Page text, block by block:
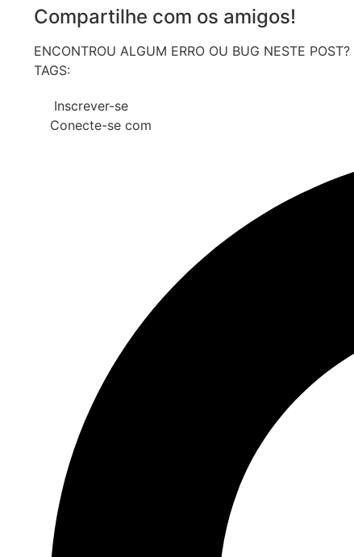
Compartilhe com os amigos!
ENCONTROU ALGUM ERRO OU BUG NESTE POST?
TAGS:
Inscrever-se
Conecte-se com